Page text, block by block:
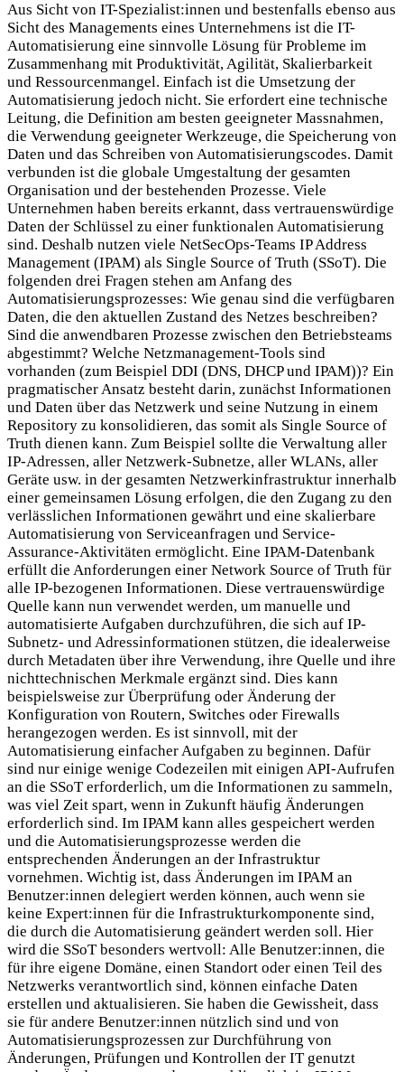
Aus Sicht von IT-Spezialist:innen und bestenfalls ebenso aus
Sicht des Managements eines Unternehmens ist die IT-
Automatisierung eine sinnvolle Lösung für Probleme im
Zusammenhang mit Produktivität, Agilität, Skalierbarkeit
und Ressourcenmangel. Einfach ist die Umsetzung der
Automatisierung jedoch nicht. Sie erfordert eine technische
Leitung, die Definition am besten geeigneter Massnahmen,
die Verwendung geeigneter Werkzeuge, die Speicherung von
Daten und das Schreiben von Automatisierungscodes. Damit
verbunden ist die globale Umgestaltung der gesamten
Organisation und der bestehenden Prozesse. Viele
Unternehmen haben bereits erkannt, dass vertrauenswürdige
Daten der Schlüssel zu einer funktionalen Automatisierung
sind. Deshalb nutzen viele NetSecOps-Teams IP Address
Management (IPAM) als Single Source of Truth (SSoT). Die
folgenden drei Fragen stehen am Anfang des
Automatisierungsprozesses: Wie genau sind die verfügbaren
Daten, die den aktuellen Zustand des Netzes beschreiben?
Sind die anwendbaren Prozesse zwischen den Betriebsteams
abgestimmt? Welche Netzmanagement-Tools sind
vorhanden (zum Beispiel DDI (DNS, DHCP und IPAM))? Ein
pragmatischer Ansatz besteht darin, zunächst Informationen
und Daten über das Netzwerk und seine Nutzung in einem
Repository zu konsolidieren, das somit als Single Source of
Truth dienen kann. Zum Beispiel sollte die Verwaltung aller
IP-Adressen, aller Netzwerk-Subnetze, aller WLANs, aller
Geräte usw. in der gesamten Netzwerkinfrastruktur innerhalb
einer gemeinsamen Lösung erfolgen, die den Zugang zu den
verlässlichen Informationen gewährt und eine skalierbare
Automatisierung von Serviceanfragen und Service-
Assurance-Aktivitäten ermöglicht. Eine IPAM-Datenbank
erfüllt die Anforderungen einer Network Source of Truth für
alle IP-bezogenen Informationen. Diese vertrauenswürdige
Quelle kann nun verwendet werden, um manuelle und
automatisierte Aufgaben durchzuführen, die sich auf IP-
Subnetz- und Adressinformationen stützen, die idealerweise
durch Metadaten über ihre Verwendung, ihre Quelle und ihre
nichttechnischen Merkmale ergänzt sind. Dies kann
beispielsweise zur Überprüfung oder Änderung der
Konfiguration von Routern, Switches oder Firewalls
herangezogen werden. Es ist sinnvoll, mit der
Automatisierung einfacher Aufgaben zu beginnen. Dafür
sind nur einige wenige Codezeilen mit einigen API-Aufrufen
an die SSoT erforderlich, um die Informationen zu sammeln,
was viel Zeit spart, wenn in Zukunft häufig Änderungen
erforderlich sind. Im IPAM kann alles gespeichert werden
und die Automatisierungsprozesse werden die
entsprechenden Änderungen an der Infrastruktur
vornehmen. Wichtig ist, dass Änderungen im IPAM an
Benutzer:innen delegiert werden können, auch wenn sie
keine Expert:innen für die Infrastrukturkomponente sind,
die durch die Automatisierung geändert werden soll. Hier
wird die SSoT besonders wertvoll: Alle Benutzer:innen, die
für ihre eigene Domäne, einen Standort oder einen Teil des
Netzwerks verantwortlich sind, können einfache Daten
erstellen und aktualisieren. Sie haben die Gewissheit, dass
sie für andere Benutzer:innen nützlich sind und von
Automatisierungsprozessen zur Durchführung von
Änderungen, Prüfungen und Kontrollen der IT genutzt